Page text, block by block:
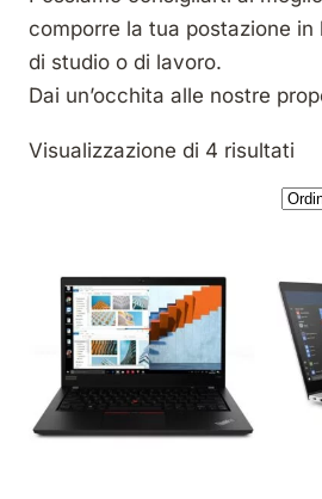
comporre la tua postazione in
di studio o di lavoro.
Dai un’occhita alle nostre
Visualizzazione di 4 risultati